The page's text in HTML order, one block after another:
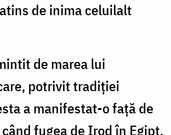
de inima celuilalt
de marea lui
potrivit tradiţiei
a manifestat-o faţă de
fugea de Irod în Egipt,